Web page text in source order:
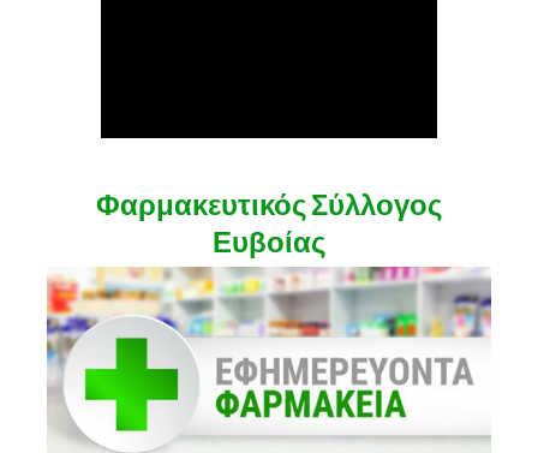
Φαρμακευτικός Σύλλογος
Ευβοίας